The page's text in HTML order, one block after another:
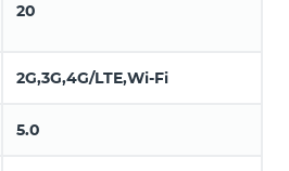
20
2G,3G,4G/LTE,Wi-Fi
5.0